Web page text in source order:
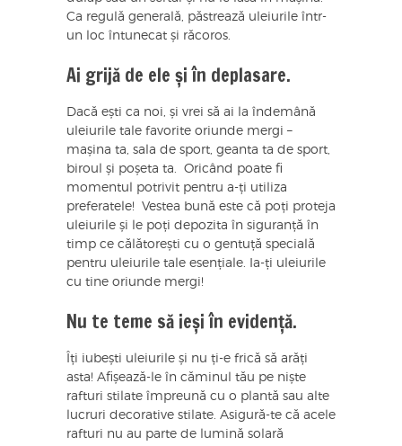
Ca regulă generală, păstrează uleiurile într-
un loc întunecat și răcoros.
Ai grijă de ele și în deplasare.
Dacă ești ca noi, și vrei să ai la îndemână
uleiurile tale favorite oriunde mergi –
mașina ta, sala de sport, geanta ta de sport,
biroul și poșeta ta. Oricând poate fi
momentul potrivit pentru a-ți utiliza
preferatele! Vestea bună este că poți proteja
uleiurile și le poți depozita în siguranță în
timp ce călătorești cu o gentuță specială
pentru uleiurile tale esențiale. Ia-ți uleiurile
cu tine oriunde mergi!
Nu te teme să ieși în evidență.
Îți iubești uleiurile și nu ți-e frică să arăți
asta! Afișează-le în căminul tău pe niște
rafturi stilate împreună cu o plantă sau alte
lucruri decorative stilate. Asigură-te că acele
rafturi nu au parte de lumină solară